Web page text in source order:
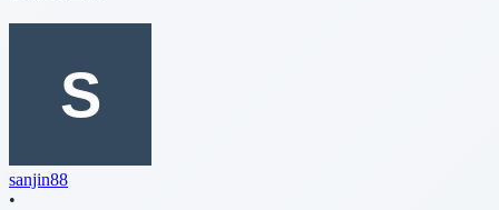
sanjin88
•